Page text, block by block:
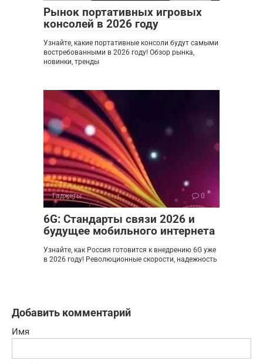
Рынок портативных игровых
консолей в 2026 году
Узнайте, какие портативные консоли будут самыми
востребованными в 2026 году! Обзор рынка,
новинки, тренды
Гаджеты 0
6G: Стандарты связи 2026 и
будущее мобильного интернета
Узнайте, как Россия готовится к внедрению 6G уже
в 2026 году! Революционные скорости, надежность
Добавить комментарий
Имя